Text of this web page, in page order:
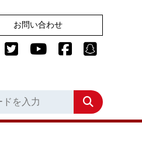
お問い合わせ